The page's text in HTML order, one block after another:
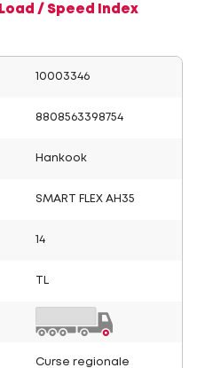
Load / Speed Index
10003346
8808563398754
Hankook
SMART FLEX AH35
14
Curse regionale